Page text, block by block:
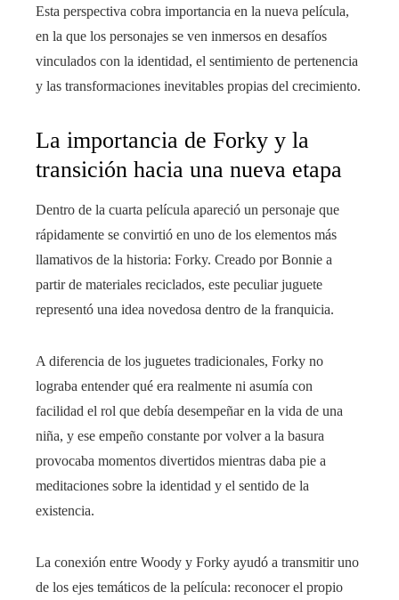
Esta perspectiva cobra importancia en la nueva película,
en la que los personajes se ven inmersos en desafíos
vinculados con la identidad, el sentimiento de pertenencia
y las transformaciones inevitables propias del crecimiento.
La importancia de Forky y la
transición hacia una nueva etapa
Dentro de la cuarta película apareció un personaje que
rápidamente se convirtió en uno de los elementos más
llamativos de la historia: Forky. Creado por Bonnie a
partir de materiales reciclados, este peculiar juguete
representó una idea novedosa dentro de la franquicia.
A diferencia de los juguetes tradicionales, Forky no
lograba entender qué era realmente ni asumía con
facilidad el rol que debía desempeñar en la vida de una
niña, y ese empeño constante por volver a la basura
provocaba momentos divertidos mientras daba pie a
meditaciones sobre la identidad y el sentido de la
existencia.
La conexión entre Woody y Forky ayudó a transmitir uno
de los ejes temáticos de la película: reconocer el propio